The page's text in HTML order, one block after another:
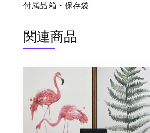
付属品 箱・保存袋
関連商品